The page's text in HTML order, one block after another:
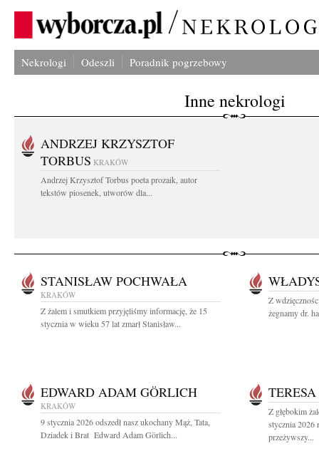
Nekrologi Odeszli Poradnik pogrzebowy
Inne nekrologi
ANDRZEJ KRZYSZTOF
TORBUS KRAKÓW
Andrzej Krzysztof Torbus poeta prozaik, autor
tekstów piosenek, utworów dla...
STANISŁAW POCHWAŁA
KRAKÓW
Z żalem i smutkiem przyjęliśmy informację, że 15
stycznia w wieku 57 lat zmarł Stanisław...
Z
żegnamy dr.
EDWARD ADAM GÖRLICH
KRAKÓW
9 stycznia 2026 odszedł nasz ukochany Mąż, Tata,
Dziadek i Brat Edward Adam Görlich...
Z głębokim
stycznia 2026
przeżywszy...